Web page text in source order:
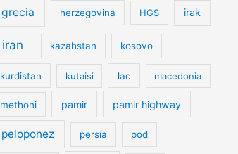
grecia herzegovina HGS irak
iran kazahstan kosovo
kurdistan kutaisi lac macedonia
methoni pamir pamir highway
peloponez persia pod